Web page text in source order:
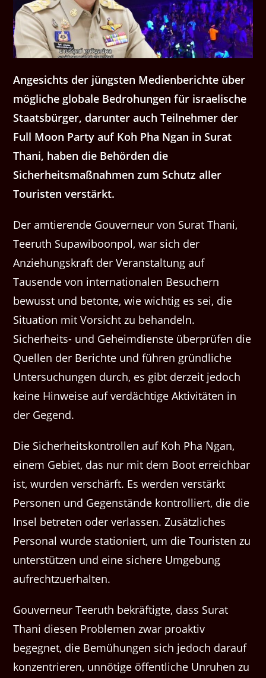
Angesichts der jüngsten Medienberichte über
mögliche globale Bedrohungen für israelische
Staatsbürger, darunter auch Teilnehmer der
Full Moon Party auf Koh Pha Ngan in Surat
Thani, haben die Behörden die
Sicherheitsmaßnahmen zum Schutz aller
Touristen verstärkt.
Der amtierende Gouverneur von Surat Thani,
Teeruth Supawiboonpol, war sich der
Anziehungskraft der Veranstaltung auf
Tausende von internationalen Besuchern
bewusst und betonte, wie wichtig es sei, die
Situation mit Vorsicht zu behandeln.
Sicherheits- und Geheimdienste überprüfen die
Quellen der Berichte und führen gründliche
Untersuchungen durch, es gibt derzeit jedoch
keine Hinweise auf verdächtige Aktivitäten in
der Gegend.
Die Sicherheitskontrollen auf Koh Pha Ngan,
einem Gebiet, das nur mit dem Boot erreichbar
ist, wurden verschärft. Es werden verstärkt
Personen und Gegenstände kontrolliert, die die
Insel betreten oder verlassen. Zusätzliches
Personal wurde stationiert, um die Touristen zu
unterstützen und eine sichere Umgebung
aufrechtzuerhalten.
Gouverneur Teeruth bekräftigte, dass Surat
Thani diesen Problemen zwar proaktiv
begegnet, die Bemühungen sich jedoch darauf
konzentrieren, unnötige öffentliche Unruhen zu